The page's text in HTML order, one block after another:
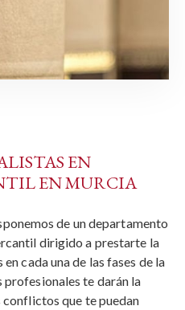
EN
EN MURCIA
de un departamento
dirigido a prestarte la
cada una de las fases de la
te darán la
conflictos que te puedan